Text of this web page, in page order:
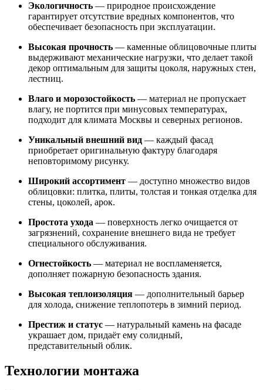
Экологичность — природное происхождение
гарантирует отсутствие вредных компонентов, что
обеспечивает безопасность при эксплуатации.
Высокая прочность — каменные облицовочные плиты
выдерживают механические нагрузки, что делает такой
декор оптимальным для защиты цоколя, наружных стен,
лестниц.
Влаго и морозостойкость — материал не пропускает
влагу, не портится при минусовых температурах,
подходит для климата Москвы и северных регионов.
Уникальный внешний вид — каждый фасад
приобретает оригинальную фактуру благодаря
неповторимому рисунку.
Широкий ассортимент — доступно множество видов
облицовки: плитка, плиты, толстая и тонкая отделка для
стены, цоколей, арок.
Простота ухода — поверхность легко очищается от
загрязнений, сохранение внешнего вида не требует
специального обслуживания.
Огнестойкость — материал не воспламеняется,
дополняет пожарную безопасность здания.
Высокая теплоизоляция — дополнительный барьер
для холода, снижение теплопотерь в зимний период.
Престиж и статус — натуральный камень на фасаде
украшает дом, придаёт ему солидный,
представительный облик.
Технологии монтажа